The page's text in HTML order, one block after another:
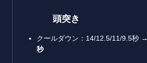
頭突き
クールダウン：14/12.5/11/9.5秒 →
秒